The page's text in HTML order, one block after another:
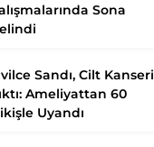
Sona
Sandı, Cilt Kanseri
Ameliyattan 60
Uyandı